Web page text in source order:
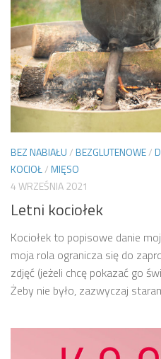
BEZ NABIAŁU/BEZGLUTENOWE/
KOCIOŁ/MIĘSO
4 WRZEŚNIA 2021
Letni kociołek
Kociołek to popisowe danie
moja rola ogranicza się do
zdjęć (jeżeli chcę pokazać go
Żeby nie było, zazwyczaj